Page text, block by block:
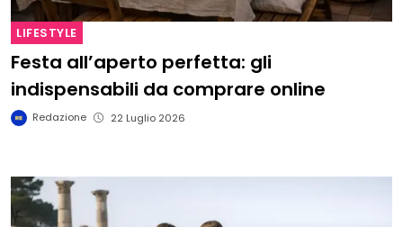
LIFESTYLE
Festa all’aperto perfetta: gli
indispensabili da comprare online
Redazione 22 Luglio 2026